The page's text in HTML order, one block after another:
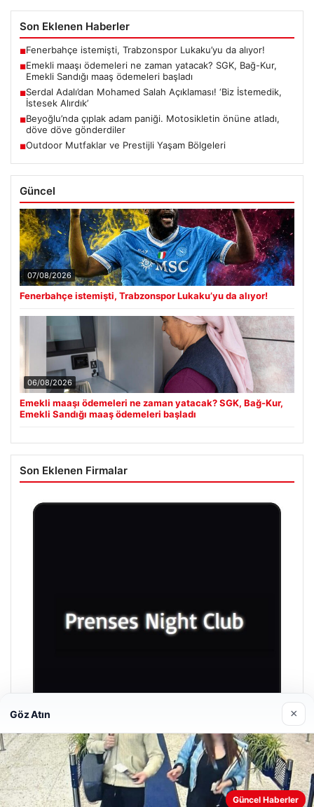
Son Eklenen Haberler
■Fenerbahçe istemişti, Trabzonspor Lukaku’yu da alıyor!
■Emekli maaşı ödemeleri ne zaman yatacak? SGK, Bağ-Kur,
Emekli Sandığı maaş ödemeleri başladı
■Serdal Adalı’dan Mohamed Salah Açıklaması! ‘Biz İstemedik,
İstesek Alırdık’
■Beyoğlu’nda çıplak adam paniği. Motosikletin önüne atladı,
döve döve gönderdiler
■Outdoor Mutfaklar ve Prestijli Yaşam Bölgeleri
Güncel
07/08/2026
Fenerbahçe istemişti, Trabzonspor Lukaku’yu da alıyor!
06/08/2026
Emekli maaşı ödemeleri ne zaman yatacak? SGK, Bağ-Kur,
Emekli Sandığı maaş ödemeleri başladı
Son Eklenen Firmalar
Prenses Night Club
29/04/2026
Göz Atın ×
Güncel Haberler